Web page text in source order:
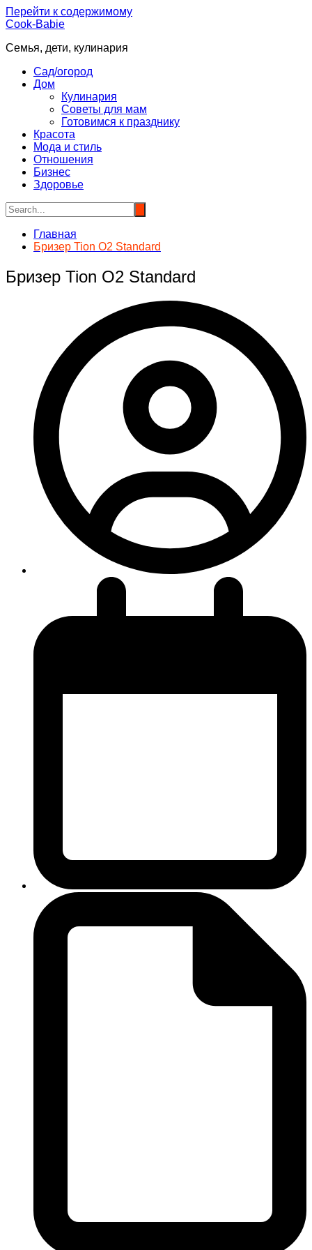
Перейти к содержимому
Cook-Babie
Семья, дети, кулинария
Сад/огород
Дом
Кулинария
Советы для мам
Готовимся к празднику
Красота
Мода и стиль
Отношения
Бизнес
Здоровье
Главная
Бризер Tion O2 Standard
Бризер Tion O2 Standard